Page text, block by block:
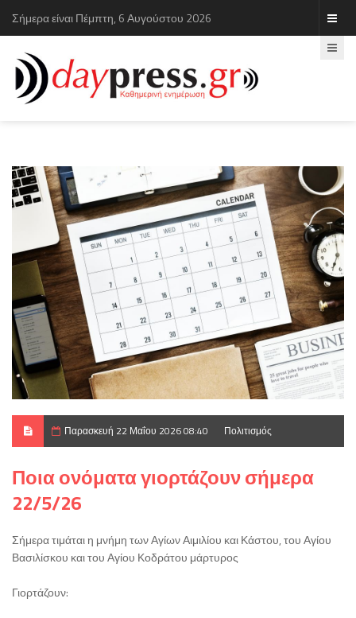
Σήμερα είναι Πέμπτη, 6 Αυγούστου 2026
Παρασκευή 22 Μαΐου 2026 08:40 Πολιτισμός
Ποια ονόματα γιορτάζουν σήμερα
22/5/26
Σήμερα τιμάται η μνήμη των Αγίων Αιμιλίου και Κάστου, του Αγίου
Βασιλίσκου και του Αγίου Κοδράτου μάρτυρος
Γιορτάζουν: